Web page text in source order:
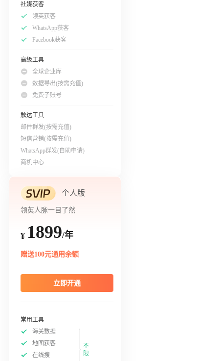
社媒获客
领英获客
WhatsApp获客
Facebook获客
高级工具
全球企业库
数据导出(按需充值)
免费子账号
触达工具
邮件群发(按需充值)
短信营销(按需充值)
WhatsApp群发(自助申请)
商机中心
个人版
领英人脉一目了然
¥ 1899/年
赠送100元通用余额
立即开通
常用工具
海关数据
地图获客
在线搜
不
限